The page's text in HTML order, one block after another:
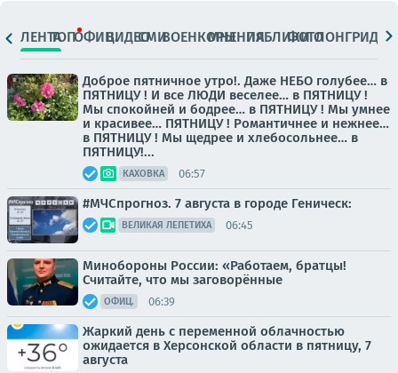
ЛЕНТАТОПОФИЦ.ВИДЕОСМИВОЕНКОРЫМНЕНИЯПАБЛИКИ
ФОТОЛОНГРИДЫ
Доброе пятничное утро!. Даже НЕБО голубее… в
ПЯТНИЦУ ! И все ЛЮДИ веселее… в ПЯТНИЦУ !
Мы спокойней и бодрее… в ПЯТНИЦУ ! Мы умнее
и красивее… ПЯТНИЦУ ! Романтичнее и нежнее…
в ПЯТНИЦУ ! Мы щедрее и хлебосольнее… в
ПЯТНИЦУ!...
КАХОВКА 06:57
#МЧСпрогноз. 7 августа в городе Геническ:
ВЕЛИКАЯ ЛЕПЕТИХА 06:45
Минобороны России: «Работаем, братцы!
Считайте, что мы заговорённые
ОФИЦ. 06:39
Жаркий день с переменной облачностью
ожидается в Херсонской области в пятницу, 7
августа